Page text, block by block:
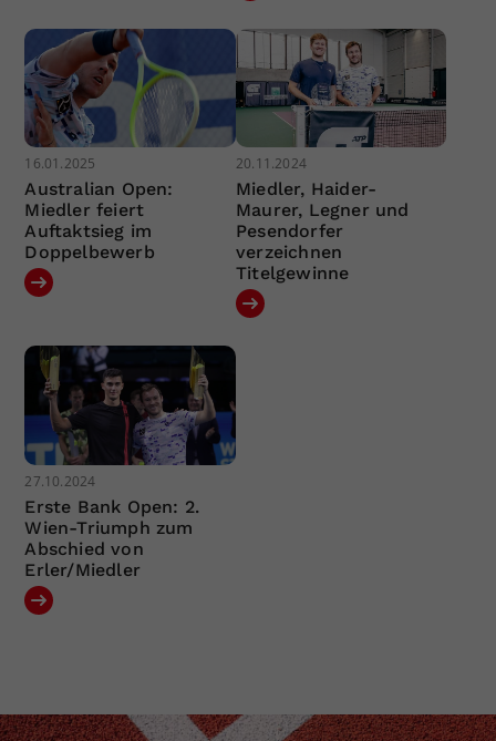
16.01.2025
Australian Open:
Miedler feiert
Auftaktsieg im
Doppelbewerb
20.11.2024
Miedler, Haider-
Maurer, Legner und
Pesendorfer
verzeichnen
Titelgewinne
27.10.2024
Erste Bank Open: 2.
Wien-Triumph zum
Abschied von
Erler/Miedler